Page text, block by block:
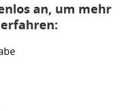
an, um mehr